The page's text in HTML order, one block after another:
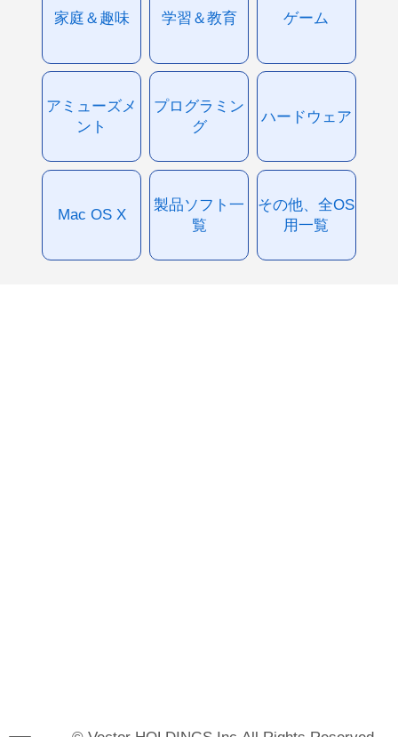
家庭＆趣味 学習＆教育 ゲーム
アミューズメ
ント
プログラミン
グ
ハードウェア
Mac OS X
製品ソフト一
覧
その他、全OS
用一覧